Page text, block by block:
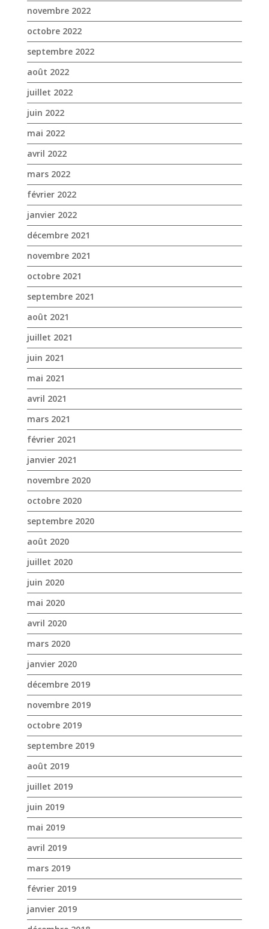
novembre 2022
octobre 2022
septembre 2022
août 2022
juillet 2022
juin 2022
mai 2022
avril 2022
mars 2022
février 2022
janvier 2022
décembre 2021
novembre 2021
octobre 2021
septembre 2021
août 2021
juillet 2021
juin 2021
mai 2021
avril 2021
mars 2021
février 2021
janvier 2021
novembre 2020
octobre 2020
septembre 2020
août 2020
juillet 2020
juin 2020
mai 2020
avril 2020
mars 2020
janvier 2020
décembre 2019
novembre 2019
octobre 2019
septembre 2019
août 2019
juillet 2019
juin 2019
mai 2019
avril 2019
mars 2019
février 2019
janvier 2019